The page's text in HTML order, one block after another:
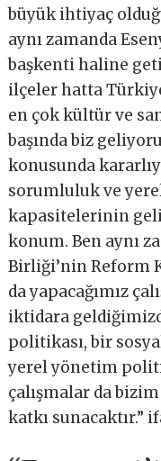
büyük ihtiyaç
aynı zamanda
başkenti haline
ilçeler hatta
en çok kültür ve
başında biz
konusunda
sorumluluk ve
kapasitelerinin
konum. Ben aynı
Birliği’nin Reform
da yapacağımız
iktidara
politikası, bir
yerel yönetim
çalışmalar da
katkı sunacaktır.”